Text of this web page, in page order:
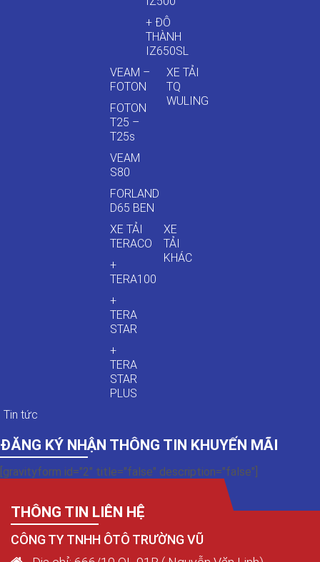
+ ĐÔ
THÀNH
IZ650SL
VEAM –
FOTON
FOTON
T25 –
T25s
VEAM
S80
FORLAND
D65 BEN
XE TẢI
TQ
WULING
XE TẢI
TERACO
+
TERA100
+
TERA
STAR
+
TERA
STAR
PLUS
XE
TẢI
KHÁC
Tin tức
ĐĂNG KÝ NHẬN THÔNG TIN KHUYẾN MÃI
[gravityform id="2" title="false" description="false"]
THÔNG TIN LIÊN HỆ
CÔNG TY TNHH ÔTÔ TRƯỜNG VŨ